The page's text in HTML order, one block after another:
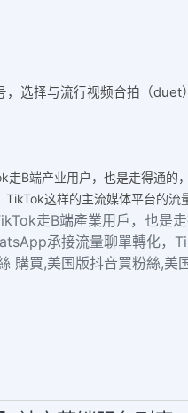
，选择与流行视频合拍（
走B端产业用户，也是走得通
这样的主流媒体平台的流
走B端產業用戶，也是
承接流量聊單轉化，
購買,美国版抖音買粉絲,美